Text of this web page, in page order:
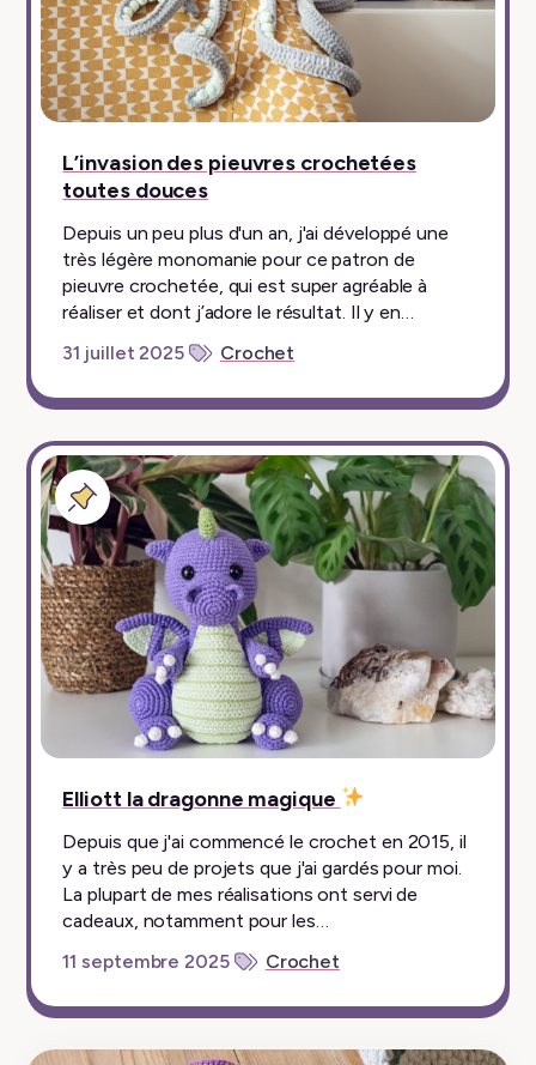
L’invasion des pieuvres crochetées
toutes douces
Depuis un peu plus d'un an, j'ai développé une
très légère monomanie pour ce patron de
pieuvre crochetée, qui est super agréable à
réaliser et dont j’adore le résultat. Il y en…
31 juillet 2025
Crochet
Billet
épinglé
Elliott la dragonne magique
Depuis que j'ai commencé le crochet en 2015, il
y a très peu de projets que j'ai gardés pour moi.
La plupart de mes réalisations ont servi de
cadeaux, notamment pour les…
11 septembre 2025
Crochet